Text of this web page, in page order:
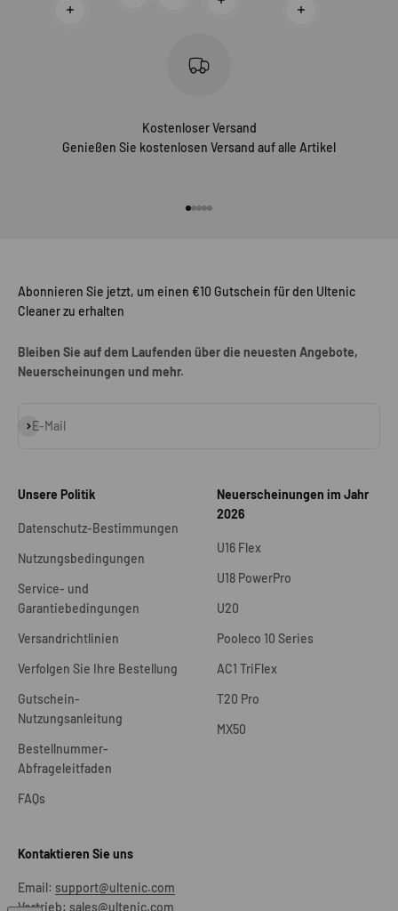
WeiterlesenWeiterlesen
Kostenloser Versand
Genießen Sie kostenlosen Versand auf alle Artikel
Abonnieren Sie jetzt, um einen €10 Gutschein für den Ultenic
Cleaner zu erhalten
Bleiben Sie auf dem Laufenden über die neuesten Angebote,
Neuerscheinungen und mehr.
E-Mail
Abonnieren
Unsere Politik
Datenschutz-Bestimmungen
Nutzungsbedingungen
Service- und
Garantiebedingungen
Versandrichtlinien
Verfolgen Sie Ihre Bestellung
Gutschein-
Nutzungsanleitung
Bestellnummer-
Abfrageleitfaden
FAQs
Neuerscheinungen im Jahr
2026
U16 Flex
U18 PowerPro
U20
Pooleco 10 Series
AC1 TriFlex
T20 Pro
MX50
Kontaktieren Sie uns
Email: support@ultenic.com
Vertrieb: sales@ultenic.com